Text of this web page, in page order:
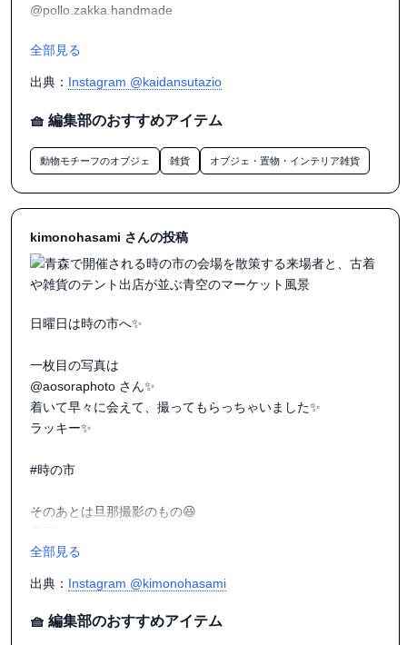
@pollo.zakka.handmade
色々なクリエイターさんのお店を見ていると、
彼女は
こういうの昔作ってた
を連発。多才すぎて驚いていたのですが、チョコレート屋さ
昔チョコレート屋をやっていた
て聞いて、おったまげました。
年下のはずですが、人生経験が上すぎる
あんた100歳か
すてきな女性です。
#時の市
@asatsuyudo さん、いつもクマばかり載せてごめんね。で
も、ピアスもイヤリングもほぼ売れちゃってたもんね
全部見る
出典： Instagram @kaidansutazio
🧺 編集部のおすすめアイテム
動物モチーフのオブジェ 雑貨 オブジェ・置物・インテリア雑貨
kimonohasami さんの投稿
日曜日は時の市へ✨
一枚目の写真は
@aosoraphoto さん✨
着いて早々に会えて、撮ってもらっちゃいました✨
ラッキー✨
#時の市
そのあとは旦那撮影のもの😆
@yuinobu_kimono
と3人で行ったんですが
着物仲間と会うたびに撮ってもらってました😆
それだけで楽しい〜✨
全部見る
出典： Instagram @kimonohasami
🧺 編集部のおすすめアイテム